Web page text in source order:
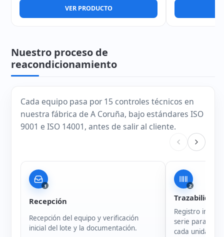
VER PRODUCTO
Nuestro proceso de
reacondicionamiento
Cada equipo pasa por 15 controles técnicos en
nuestra fábrica de A Coruña, bajo estándares ISO
9001 e ISO 14001, antes de salir al cliente.
1
Recepción
Recepción del equipo y verificación
inicial del lote y la documentación.
2
Trazabilidad
Registro
serie para
cada unidad.